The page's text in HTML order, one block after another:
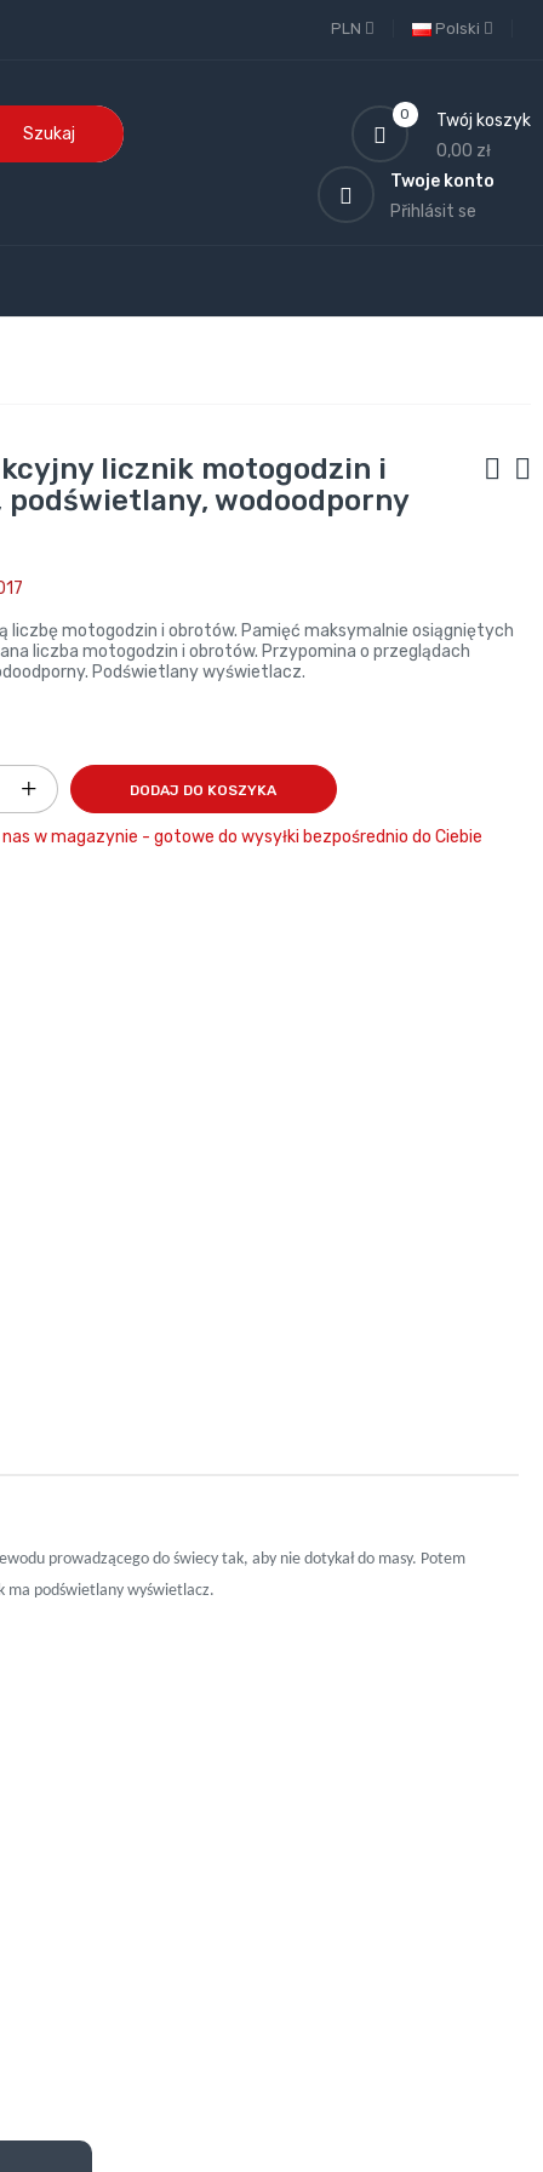
Polski
PLN
Szukaj
0
Twój koszyk
0,00 zł
Twoje konto
Přihlásit se
licznik motogodzin i
podświetlany, wodoodporny
liczbę motogodzin i obrotów. Pamięć maksymalnie osiągniętych
liczba motogodzin i obrotów. Przypomina o przeglądach
Podświetlany wyświetlacz.
DODAJ DO KOSZYKA
w magazynie - gotowe do wysyłki bezpośrednio do Ciebie
prowadzącego do świecy tak, aby nie dotykał do masy. Potem
ma podświetlany wyświetlacz.